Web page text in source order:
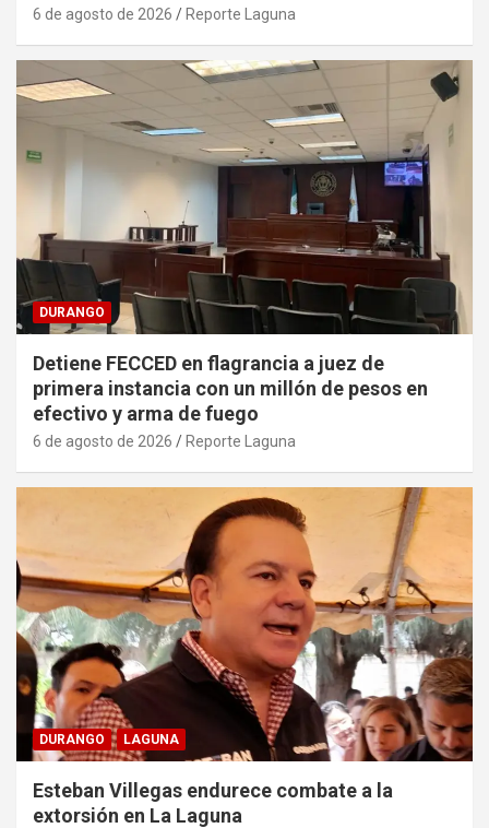
6 de agosto de 2026 Reporte Laguna
DURANGO
Detiene FECCED en flagrancia a juez de
primera instancia con un millón de pesos en
efectivo y arma de fuego
6 de agosto de 2026 Reporte Laguna
DURANGO LAGUNA
Esteban Villegas endurece combate a la
extorsión en La Laguna